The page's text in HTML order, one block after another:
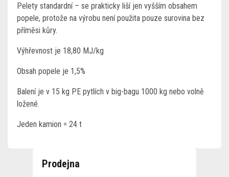
Pelety standardní – se prakticky liší jen vyšším obsahem
popele, protože na výrobu není použita pouze surovina bez
příměsi kůry.
Výhřevnost je 18,80 MJ/kg
Obsah popele je 1,5%
Balení je v 15 kg PE pytlích v big-bagu 1000 kg nebo volně
ložené.
Jeden kamion = 24 t
Prodejna